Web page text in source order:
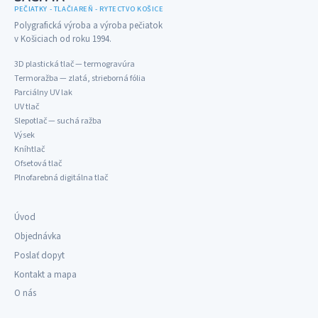
PEČIATKY - TLAČIAREŇ - RYTECTVO KOŠICE
Polygrafická výroba a výroba pečiatok
v Košiciach od roku 1994.
3D plastická tlač — termogravúra
Termoražba — zlatá, strieborná fólia
Parciálny UV lak
UV tlač
Slepotlač — suchá ražba
Výsek
Kníhtlač
Ofsetová tlač
Plnofarebná digitálna tlač
Úvod
Objednávka
Poslať dopyt
Kontakt a mapa
O nás